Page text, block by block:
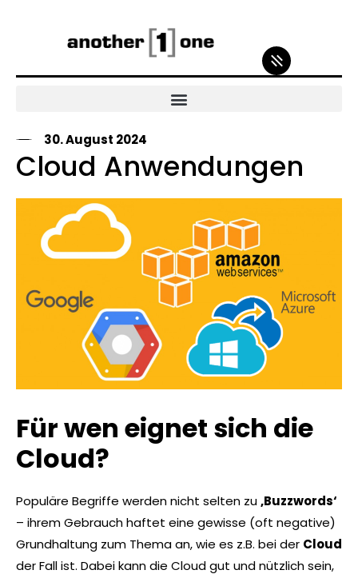
30. August 2024
Cloud Anwendungen
Für wen eignet sich die
Cloud?
Populäre Begriffe werden nicht selten zu‚Buzzwords‘
– ihrem Gebrauch haftet eine gewisse (oft negative)
Grundhaltung zum Thema an, wie es z.B. bei der Cloud
der Fall ist. Dabei kann die Cloud gut und nützlich sein,